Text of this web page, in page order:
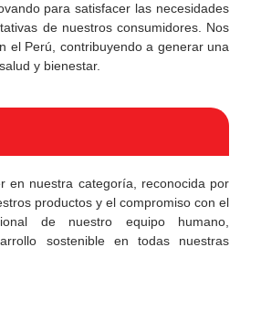
para satisfacer las necesidades
de nuestros consumidores. Nos
el Perú, contribuyendo a generar una
y bienestar.
en nuestra categoría, reconocida por
productos y el compromiso con el
de nuestro equipo humano,
sostenible en todas nuestras